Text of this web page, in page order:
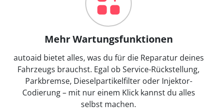
Mehr Wartungsfunktionen
autoaid bietet alles, was du für die Reparatur deines
Fahrzeugs brauchst. Egal ob Service-Rückstellung,
Parkbremse, Dieselpartikelfilter oder Injektor-
Codierung – mit nur einem Klick kannst du alles
selbst machen.